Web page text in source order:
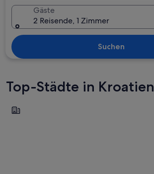
Gäste
2 Reisende, 1 Zimmer
Suchen
Top-Städte in Kroatien
Poreč